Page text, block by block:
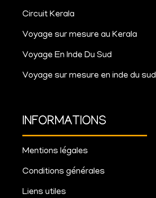
Circuit Kerala
Voyage sur mesure au Kerala
Voyage En Inde Du Sud
Voyage sur mesure en inde du sud
INFORMATIONS
Mentions légales
Conditions générales
Liens utiles